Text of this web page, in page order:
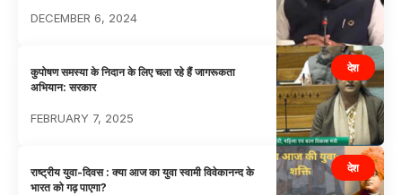
DECEMBER 6, 2024
देश
कुपोषण समस्या के निदान के लिए चला रहे हैं जागरूकता
अभियान: सरकार
FEBRUARY 7, 2025
देश
राष्ट्रीय युवा-दिवस : क्या आज का युवा स्वामी विवेकानन्द के
भारत को गढ़ पाएगा?